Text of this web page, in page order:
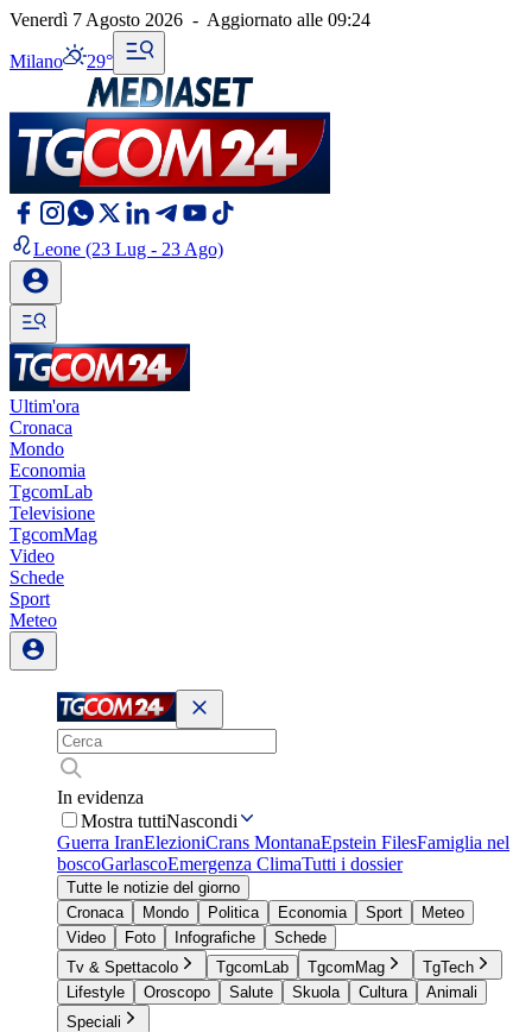
Venerdì 7 Agosto 2026 - Aggiornato alle 09:24
Milano 29°
Leone (23 Lug - 23 Ago)
Ultim'ora
Cronaca
Mondo
Economia
TgcomLab
Televisione
TgcomMag
Video
Schede
Sport
Meteo
In evidenza
Mostra tuttiNascondi
Guerra IranElezioniCrans MontanaEpstein FilesFamiglia nel
boscoGarlascoEmergenza ClimaTutti i dossier
Tutte le notizie del giorno
Cronaca
Mondo Politica Economia Sport
Meteo
Video
Foto Infografiche
Schede
Tv & Spettacolo
TgcomLab TgcomMag
TgTech
Lifestyle
Oroscopo Salute Skuola Cultura
Animali
Speciali